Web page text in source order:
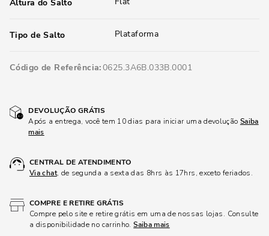
Altura do Salto
Tipo de Salto Plataforma
Código de Referência 0625.3A6B.033B.0001
DEVOLUÇÃO GRÁTIS
Após a entrega, você tem 10 dias para iniciar uma devolução Saiba
mais
CENTRAL DE ATENDIMENTO
Via chat, de segunda a sexta das 8hrs às 17hrs, exceto feriados.
COMPRE E RETIRE GRÁTIS
Compre pelo site e retire grátis em uma de nossas lojas. Consulte
a disponibilidade no carrinho.Saiba mais